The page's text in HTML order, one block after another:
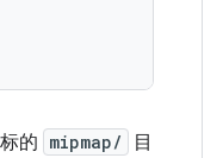
的 mipmap/
目